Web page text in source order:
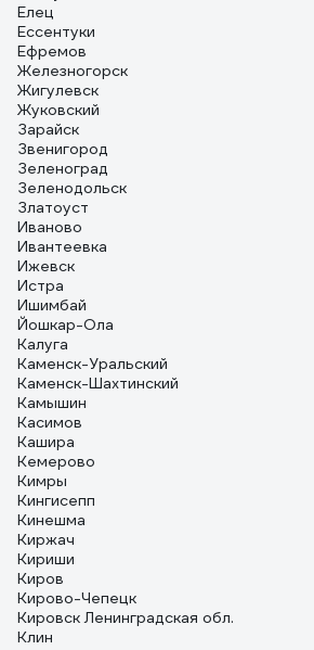
Елец
Ессентуки
Ефремов
Железногорск
Жигулевск
Жуковский
Зарайск
Звенигород
Зеленоград
Зеленодольск
Златоуст
Иваново
Ивантеевка
Ижевск
Истра
Ишимбай
Йошкар-Ола
Калуга
Каменск-Уральский
Каменск-Шахтинский
Камышин
Касимов
Кашира
Кемерово
Кимры
Кингисепп
Кинешма
Киржач
Кириши
Киров
Кирово-Чепецк
Кировск Ленинградская обл.
Клин